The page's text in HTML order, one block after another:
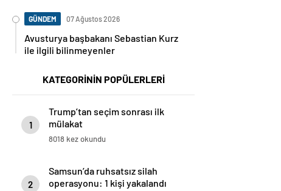
GÜNDEM 07 Ağustos 2026
Avusturya başbakanı Sebastian Kurz
ile ilgili bilinmeyenler
KATEGORİNİN POPÜLERLERİ
1
Trump’tan seçim sonrası ilk
mülakat
8018 kez okundu
2
Samsun’da ruhsatsız silah
operasyonu: 1 kişi yakalandı